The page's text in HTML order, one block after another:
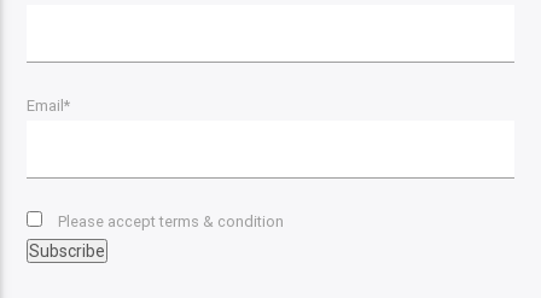
Email*
Please accept terms & condition